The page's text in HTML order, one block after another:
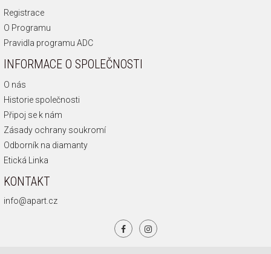
Registrace
O Programu
Pravidla programu ADC
INFORMACE O SPOLEČNOSTI
O nás
Historie společnosti
Připoj se k nám
Zásady ochrany soukromí
Odborník na diamanty
Etická Linka
KONTAKT
info@apart.cz